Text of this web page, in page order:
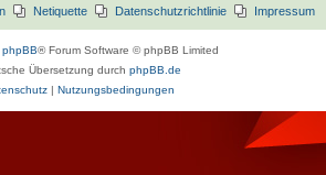
Impressum
Datenschutzrichtlinie
Netiquette
phpBB® Forum Software © phpBB Limited
Übersetzung durch phpBB.de
| Nutzungsbedingungen